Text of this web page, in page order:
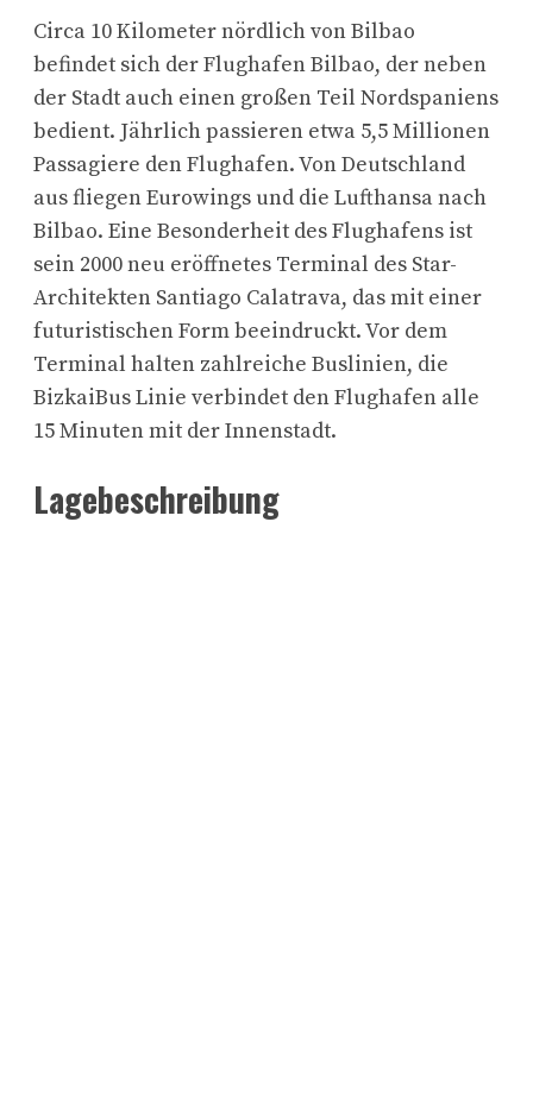
Circa 10 Kilometer nördlich von Bilbao
befindet sich der Flughafen Bilbao, der neben
der Stadt auch einen großen Teil Nordspaniens
bedient. Jährlich passieren etwa 5,5 Millionen
Passagiere den Flughafen. Von Deutschland
aus fliegen Eurowings und die Lufthansa nach
Bilbao. Eine Besonderheit des Flughafens ist
sein 2000 neu eröffnetes Terminal des Star-
Architekten Santiago Calatrava, das mit einer
futuristischen Form beeindruckt. Vor dem
Terminal halten zahlreiche Buslinien, die
BizkaiBus Linie verbindet den Flughafen alle
15 Minuten mit der Innenstadt.
Lagebeschreibung